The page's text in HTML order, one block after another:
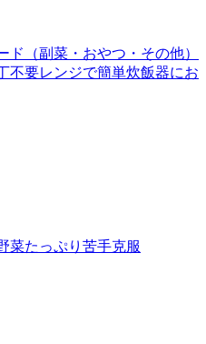
ド（副菜・おやつ・その他）
不要レンジで簡単炊飯器にお
菜たっぷり 苦手克服